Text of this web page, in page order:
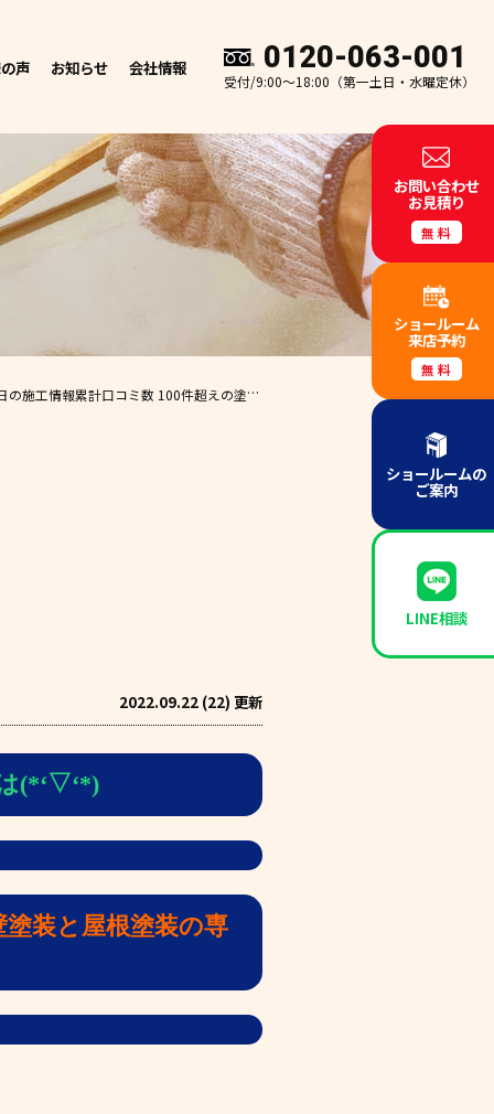
声 お知らせ 会社情報 0120-063-001
受付/9:00～18:00（第一土日・水曜定休）
の施工情報累計口コミ数 100件超えの塗装工事・防水工事専門店
2022.09.22 (22) 更新
(*‘▽‘*)
装と屋根塗装の専
お問い合わせ
お見積り
無料
ショールーム
来店予約
無料
ショールームの
ご案内
LINE相談